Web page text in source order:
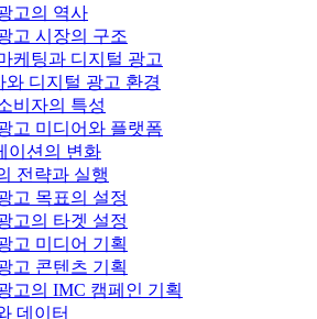
고의 역사
고 시장의 구조
케팅과 디지털 광고
디지털 광고 환경
비자의 특성
고 미디어와 플랫폼
이션의 변화
전략과 실행
고 목표의 설정
고의 타겟 설정
고 미디어 기획
고 콘텐츠 기획
고의 IMC 캠페인 기획
데이터